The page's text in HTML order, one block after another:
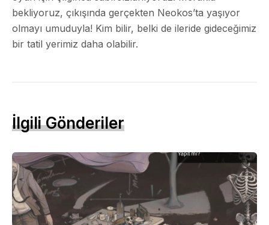
bekliyoruz, çıkışında gerçekten Neokos’ta yaşıyor
olmayı umuduyla! Kim bilir, belki de ileride gideceğimiz
bir tatil yerimiz daha olabilir.
İlgili Gönderiler